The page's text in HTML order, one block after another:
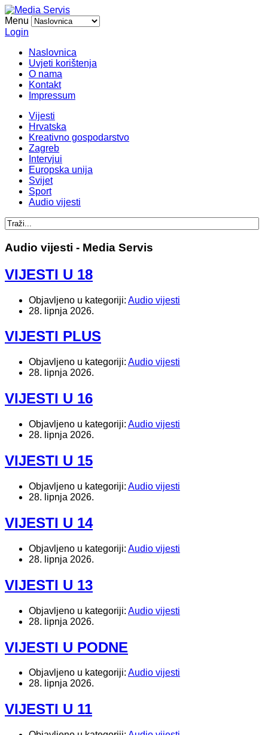
Menu
Login
Naslovnica
Uvjeti korištenja
O nama
Kontakt
Impressum
Vijesti
Hrvatska
Kreativno gospodarstvo
Zagreb
Intervjui
Europska unija
Svijet
Sport
Audio vijesti
Audio vijesti - Media Servis
VIJESTI U 18
Objavljeno u kategoriji: Audio vijesti
28. lipnja 2026.
VIJESTI PLUS
Objavljeno u kategoriji: Audio vijesti
28. lipnja 2026.
VIJESTI U 16
Objavljeno u kategoriji: Audio vijesti
28. lipnja 2026.
VIJESTI U 15
Objavljeno u kategoriji: Audio vijesti
28. lipnja 2026.
VIJESTI U 14
Objavljeno u kategoriji: Audio vijesti
28. lipnja 2026.
VIJESTI U 13
Objavljeno u kategoriji: Audio vijesti
28. lipnja 2026.
VIJESTI U PODNE
Objavljeno u kategoriji: Audio vijesti
28. lipnja 2026.
VIJESTI U 11